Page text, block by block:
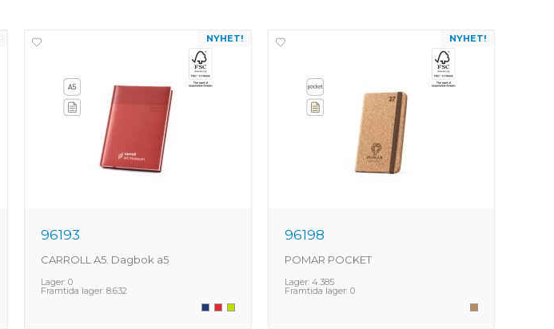
NYHET!
96193
CARROLL A5. Dagbok a5
Lager: 0
Framtida lager: 8.632
NYHET!
96198
POMAR POCKET
Lager: 4.385
Framtida lager: 0